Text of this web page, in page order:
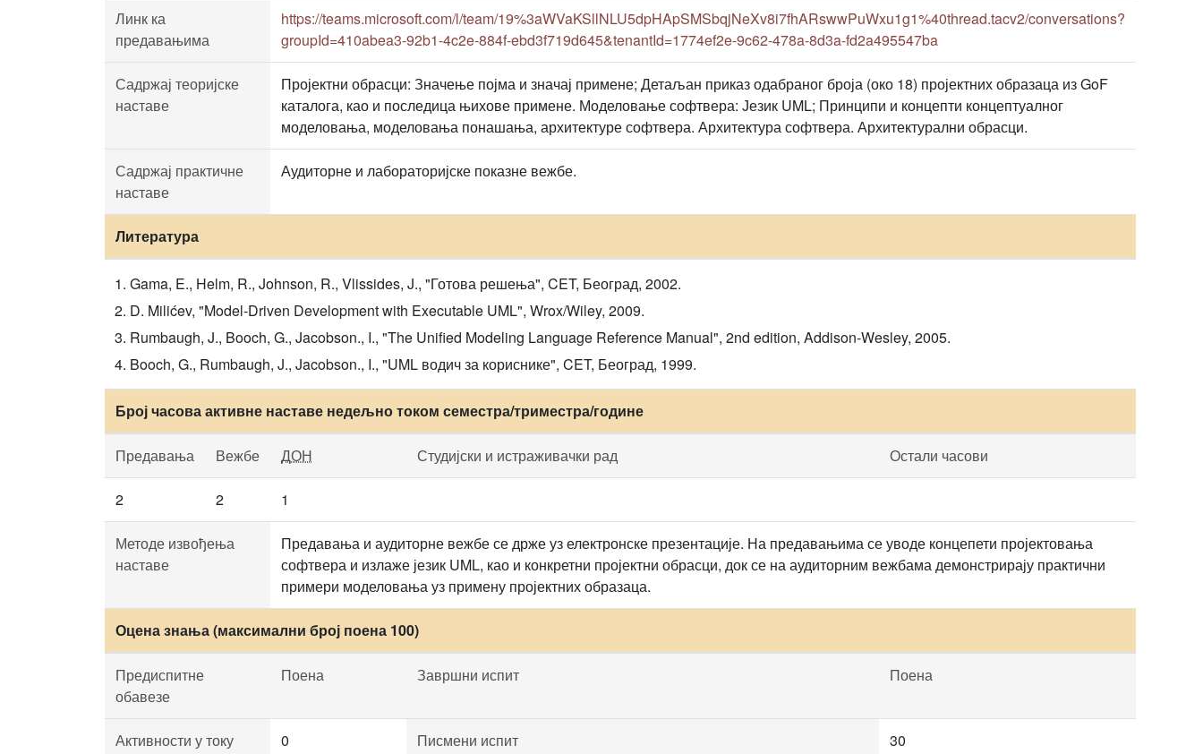
Линк ка
предавањима
https://teams.microsoft.com/l/team/19%3aWVaKSllNLU5dpHApSMSbqjNeXv8i7fhARswwPuWxu1g1%40thread.tacv2/conversations?
groupId=410abea3-92b1-4c2e-884f-ebd3f719d645&tenantId=1774ef2e-9c62-478a-8d3a-fd2a495547ba
Садржај теоријске
наставе
Пројектни обрасци: Значење појма и значај примене; Детаљан приказ одабраног броја (око 18) пројектних образаца из GoF
каталога, као и последица њихове примене. Моделовање софтвера: Језик UML; Принципи и концепти концептуалног
моделовања, моделовања понашања, архитектуре софтвера. Архитектура софтвера. Архитектурални обрасци.
Садржај практичне
наставе
Аудиторне и лабораторијске показне вежбе.
Литература
Gama, E., Helm, R., Johnson, R., Vlissides, J., "Готова решења", CET, Београд, 2002.
D. Milićev, "Model-Driven Development with Executable UML", Wrox/Wiley, 2009.
Rumbaugh, J., Booch, G., Jacobson., I., "The Unified Modeling Language Reference Manual", 2nd edition, Addison-Wesley, 2005.
Booch, G., Rumbaugh, J., Jacobson., I., "UML водич за кориснике", CET, Београд, 1999.
Број часова активне наставе недељно током семестра/триместра/године
Предавања Вежбе ДОН Студијски и истраживачки рад Остали часови
2 2 1
Методе извођења
наставе
Предавања и аудиторне вежбе се држе уз електронске презентације. На предавањима се уводе концепети пројектовања
софтвера и излаже језик UML, као и конкретни пројектни обрасци, док се на аудиторним вежбама демонстрирају практични
примери моделовања уз примену пројектних образаца.
Оцена знања (максимални број поена 100)
Предиспитне
обавезе
Поена Завршни испит Поена
Активности у току
0 Писмени испит 30